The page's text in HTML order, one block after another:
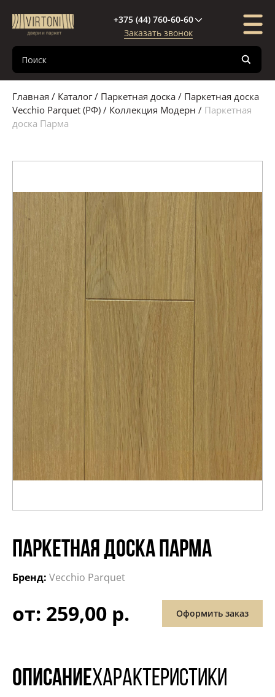
+375 (44) 760-60-60
Заказать звонок
Главная / Каталог/ Паркетная доска / Паркетная доска
Vecchio Parquet (РФ) / Коллекция Модерн / Паркетная
доска Парма
ПАРКЕТНАЯ ДОСКА ПАРМА
Бренд: Vecchio Parquet
от: 259,00 р. Оформить заказ
ОПИСАНИЕХАРАКТЕРИСТИКИ
Каталог
Межкомнатные двери
Входные двери
Межкомнатные перегородки
Фурнитура
Паркетная химия
Распродажа
Компания
О компании
Новости
Покупателю
Доставка и оплата
Кредиты и рассрочки